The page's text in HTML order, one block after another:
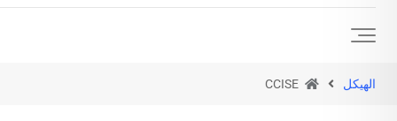
الهيكل CCISE